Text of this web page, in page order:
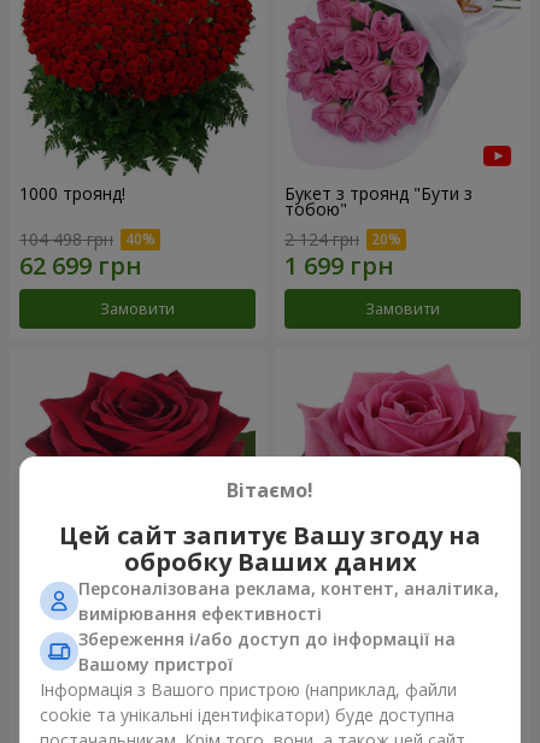
1000 троянд!
104 498 грн
Замовити
Букет з троянд "Бути з
тобою"
2 124 грн
Замовити
Червона троянда
(поштучно)
Замовити
Рожева троянда (поштучно)
Замовити
Вітаємо!
Цей сайт запитує Вашу згоду на
обробку Ваших даних
Персоналізована реклама, контент, аналітика,
вимірювання ефективності
Збереження і/або доступ до інформації на
Вашому пристрої
Інформація з Вашого пристрою (наприклад, файли
cookie та унікальні ідентифікатори) буде доступна